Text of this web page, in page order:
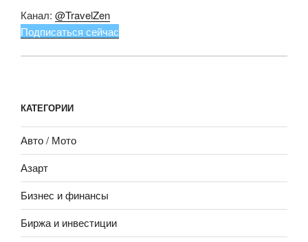
Канал: @TravelZen
Подписаться сейчас
КАТЕГОРИИ
Авто / Мото
Азарт
Бизнес и финансы
Биржа и инвестиции